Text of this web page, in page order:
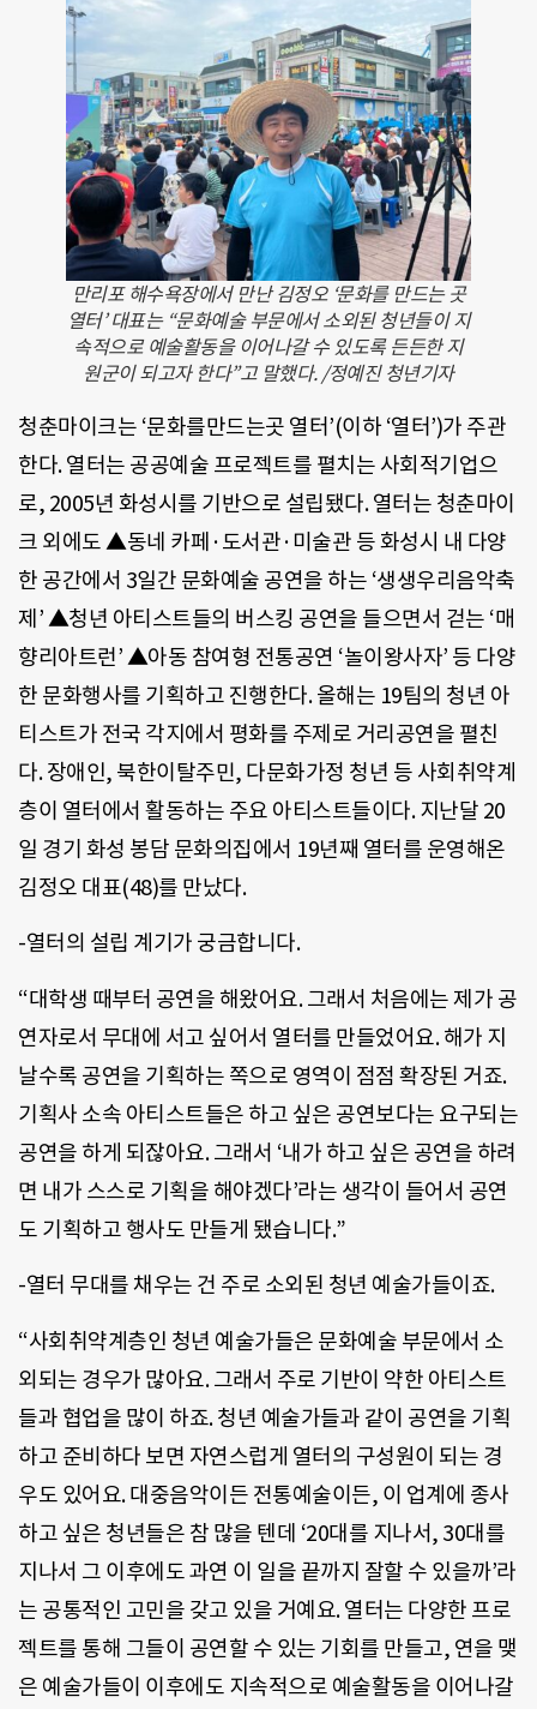
만리포 해수욕장에서 만난 김정오 ‘문화를 만드는 곳
열터’ 대표는 “문화예술 부문에서 소외된 청년들이 지
속적으로 예술활동을 이어나갈 수 있도록 든든한 지
원군이 되고자 한다”고 말했다. /정예진 청년기자
청춘마이크는 ‘문화를만드는곳 열터’(이하 ‘열터’)가 주관
한다. 열터는 공공예술 프로젝트를 펼치는 사회적기업으
로, 2005년 화성시를 기반으로 설립됐다. 열터는 청춘마이
크 외에도 ▲동네 카페·도서관·미술관 등 화성시 내 다양
한 공간에서 3일간 문화예술 공연을 하는 ‘생생우리음악축
제’ ▲청년 아티스트들의 버스킹 공연을 들으면서 걷는 ‘매
향리아트런’ ▲아동 참여형 전통공연 ‘놀이왕사자’ 등 다양
한 문화행사를 기획하고 진행한다. 올해는 19팀의 청년 아
티스트가 전국 각지에서 평화를 주제로 거리공연을 펼친
다. 장애인, 북한이탈주민, 다문화가정 청년 등 사회취약계
층이 열터에서 활동하는 주요 아티스트들이다. 지난달 20
일 경기 화성 봉담 문화의집에서 19년째 열터를 운영해온
김정오 대표(48)를 만났다.
-열터의 설립 계기가 궁금합니다.
“대학생 때부터 공연을 해왔어요. 그래서 처음에는 제가 공
연자로서 무대에 서고 싶어서 열터를 만들었어요. 해가 지
날수록 공연을 기획하는 쪽으로 영역이 점점 확장된 거죠.
기획사 소속 아티스트들은 하고 싶은 공연보다는 요구되는
공연을 하게 되잖아요. 그래서 ‘내가 하고 싶은 공연을 하려
면 내가 스스로 기획을 해야겠다’라는 생각이 들어서 공연
도 기획하고 행사도 만들게 됐습니다.”
-열터 무대를 채우는 건 주로 소외된 청년 예술가들이죠.
“사회취약계층인 청년 예술가들은 문화예술 부문에서 소
외되는 경우가 많아요. 그래서 주로 기반이 약한 아티스트
들과 협업을 많이 하죠. 청년 예술가들과 같이 공연을 기획
하고 준비하다 보면 자연스럽게 열터의 구성원이 되는 경
우도 있어요. 대중음악이든 전통예술이든, 이 업계에 종사
하고 싶은 청년들은 참 많을 텐데 ‘20대를 지나서, 30대를
지나서 그 이후에도 과연 이 일을 끝까지 잘할 수 있을까’라
는 공통적인 고민을 갖고 있을 거예요. 열터는 다양한 프로
젝트를 통해 그들이 공연할 수 있는 기회를 만들고, 연을 맺
은 예술가들이 이후에도 지속적으로 예술활동을 이어나갈